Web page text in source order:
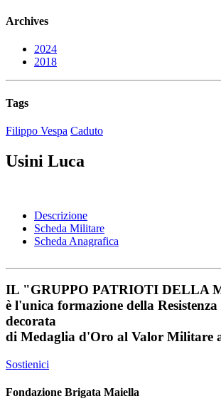
Archives
2024
2018
Tags
Filippo Vespa Caduto
Usini Luca
Descrizione
Scheda Militare
Scheda Anagrafica
IL "GRUPPO PATRIOTI DELLA
è l'unica formazione della
decorata
di Medaglia d'Oro al Valor Militare
Sostienici
Fondazione Brigata Maiella